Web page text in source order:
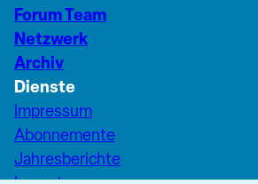
Forum Team
Netzwerk
Archiv
Dienste
Impressum
Abonnemente
Jahresberichte